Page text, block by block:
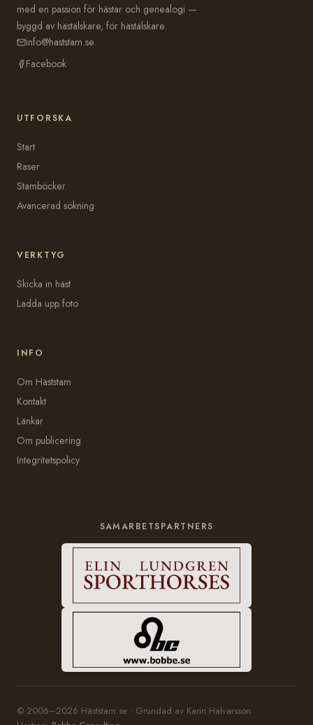
med en passion för hästar och genealogi —
byggd av hästälskare, för hästälskare.
info@haststam.se
Facebook
UTFORSKA
Start
Raser
Stamböcker
Avancerad sökning
VERKTYG
Skicka in häst
Ladda upp foto
INFO
Om Häststam
Kontakt
Länkar
Om publicering
Integritetspolicy
SAMARBETSPARTNERS
© 2006–2026 Häststam.se · Grundad av Karin Halvarsson